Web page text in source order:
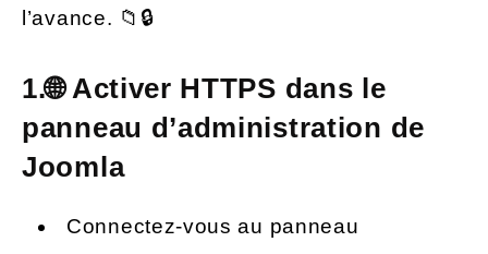
l’avance. 📁🔒
1.🌐 Activer HTTPS dans le
panneau d’administration de
Joomla
Connectez-vous au panneau